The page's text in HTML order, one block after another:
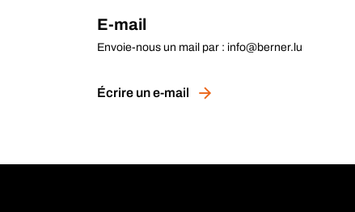
E-mail
Envoie-nous un mail par : info@berner.lu
Écrire un e-mail